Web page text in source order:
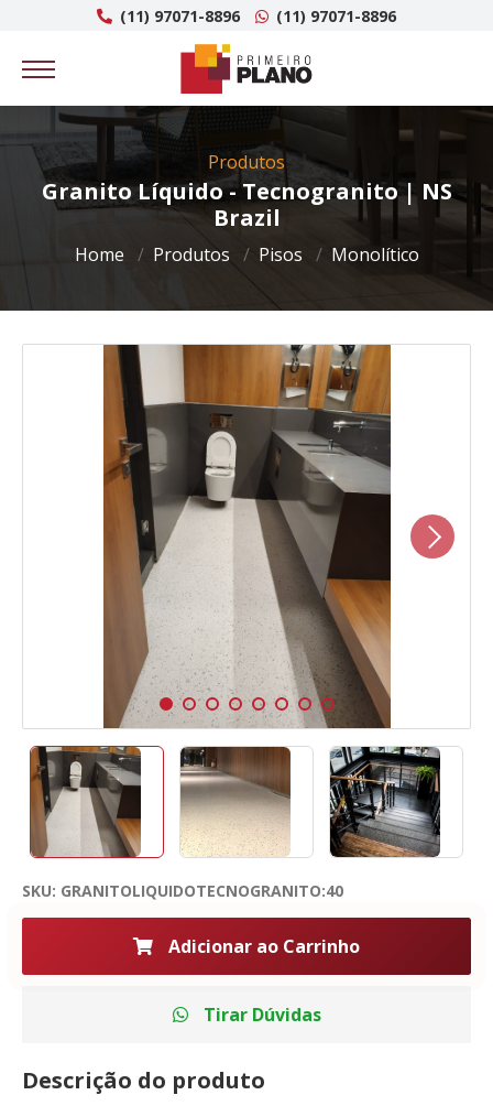
(11) 97071-8896 (11) 97071-8896
Produtos
Granito Líquido - Tecnogranito | NS
Brazil
Home Produtos Pisos Monolítico
Next
1 2 3 4 5 6 7 8
SKU: GRANITOLIQUIDOTECNOGRANITO:40
Adicionar ao Carrinho
Tirar Dúvidas
Descrição do produto